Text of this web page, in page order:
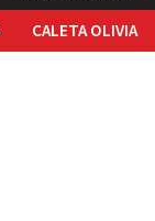
CALETA OLIVIA